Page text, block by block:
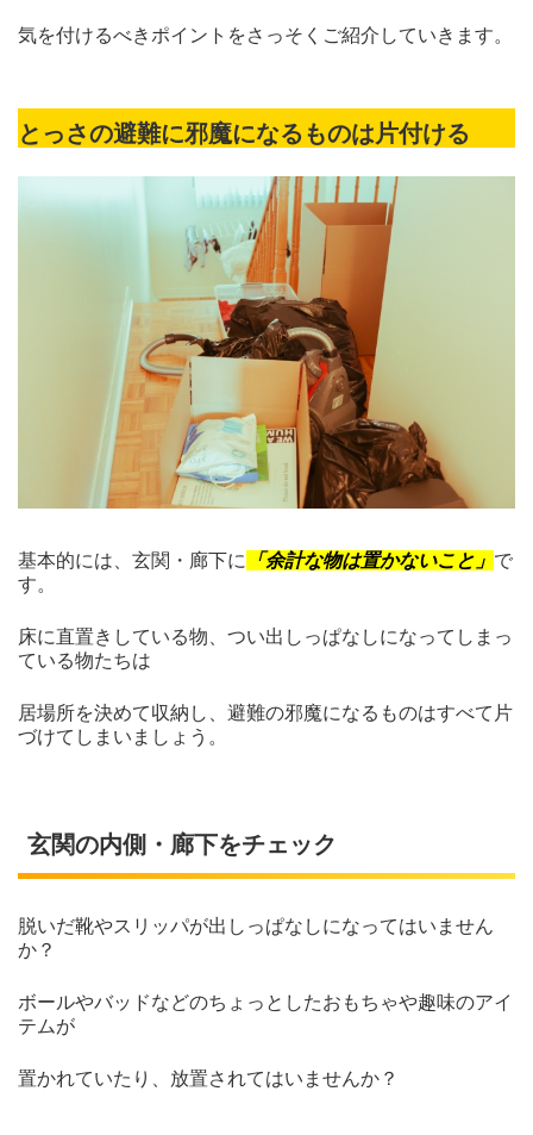
気を付けるべきポイントをさっそくご紹介していきます。
とっさの避難に邪魔になるものは片付ける
基本的には、玄関・廊下に 「余計な物は置かないこと」 で
す。
床に直置きしている物、つい出しっぱなしになってしまっ
ている物たちは
居場所を決めて収納し、避難の邪魔になるものはすべて片
づけてしまいましょう。
玄関の内側・廊下をチェック
脱いだ靴やスリッパが出しっぱなしになってはいません
か？
ボールやバッドなどのちょっとしたおもちゃや趣味のアイ
テムが
置かれていたり、放置されてはいませんか？